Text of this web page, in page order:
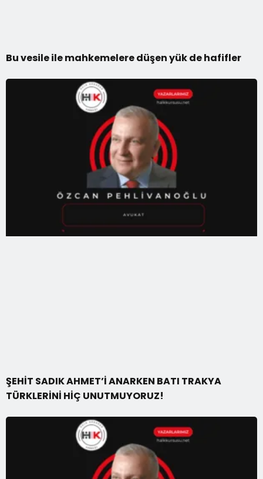
Bu vesile ile mahkemelere düşen yük de hafifler
ŞEHİT SADIK AHMET’İ ANARKEN BATI TRAKYA
TÜRKLERİNİ HİÇ UNUTMUYORUZ!